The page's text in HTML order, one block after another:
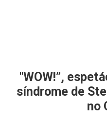
"WOW!”,
síndrome de
no